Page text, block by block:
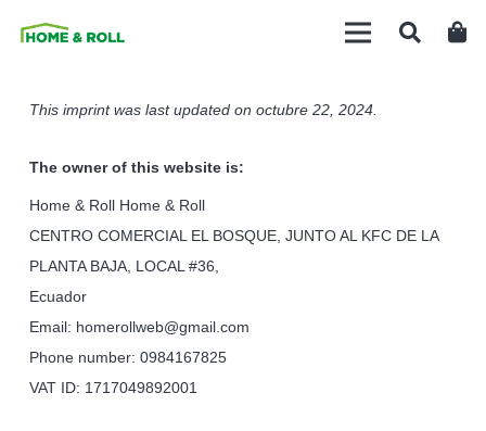
This imprint was last updated on octubre 22, 2024.
The owner of this website is:
Home & Roll Home & Roll
CENTRO COMERCIAL EL BOSQUE, JUNTO AL KFC DE LA
PLANTA BAJA, LOCAL #36,
Ecuador
Email: homerollweb@gmail.com
Phone number: 0984167825
VAT ID: 1717049892001